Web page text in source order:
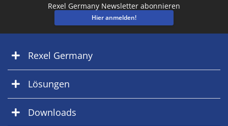
Rexel Germany Newsletter abonnieren
Hier anmelden!
Rexel Germany
Lösungen
Downloads